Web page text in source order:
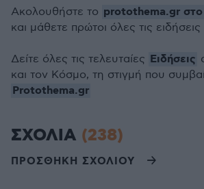
Ακολουθήστε το protothema.gr
και μάθετε πρώτοι όλες τις ειδήσεις
Δείτε όλες τις τελευταίες Ειδήσεις
και τον Κόσμο, τη στιγμή που
Protothema.gr
ΣΧΟΛΙΑ (238)
ΠΡΟΣΘΗΚΗ ΣΧΟΛΙΟΥ